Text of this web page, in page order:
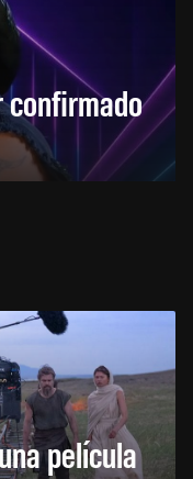
confirmado
película